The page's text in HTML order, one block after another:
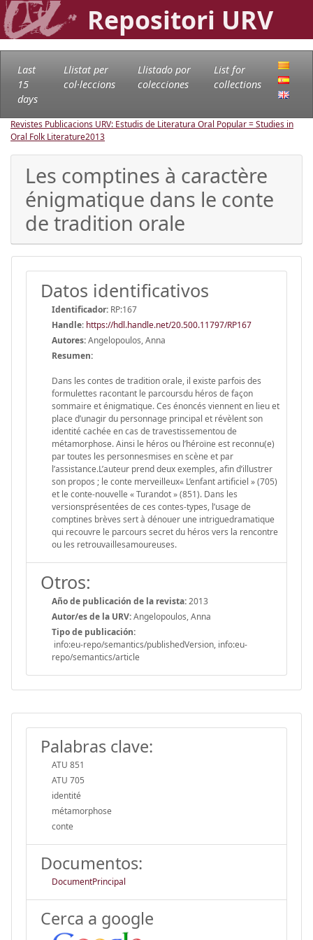
Repositori URV
Last
15
days
Llistat per
col·leccions
Llistado por
colecciones
List for
collections
Revistes Publicacions URV: Estudis de Literatura Oral Popular = Studies in
Oral Folk Literature2013
Les comptines à caractère
énigmatique dans le conte
de tradition orale
Datos identificativos
Identificador: RP:167
Handle: https://hdl.handle.net/20.500.11797/RP167
Autores:Angelopoulos, Anna
Resumen:
Dans les contes de tradition orale, il existe parfois des
formulettes racontant le parcoursdu héros de façon
sommaire et énigmatique. Ces énoncés viennent en lieu et
place d’unagir du personnage principal et révèlent son
identité cachée en cas de travestissementou de
métamorphose. Ainsi le héros ou l’héroïne est reconnu(e)
par toutes les personnesmises en scène et par
l’assistance.L’auteur prend deux exemples, afin d’illustrer
son propos ; le conte merveilleux« L’enfant artificiel » (705)
et le conte-nouvelle « Turandot » (851). Dans les
versionsprésentées de ces contes-types, l’usage de
comptines brèves sert à dénouer une intriguedramatique
qui recouvre le parcours secret du héros vers la rencontre
ou les retrouvaillesamoureuses.
Otros:
Año de publicación de la revista:2013
Autor/es de la URV:Angelopoulos, Anna
Tipo de publicación:
info:eu-repo/semantics/publishedVersion, info:eu-
repo/semantics/article
Palabras clave:
ATU 851
ATU 705
identité
métamorphose
conte
Documentos:
DocumentPrincipal
Cerca a google